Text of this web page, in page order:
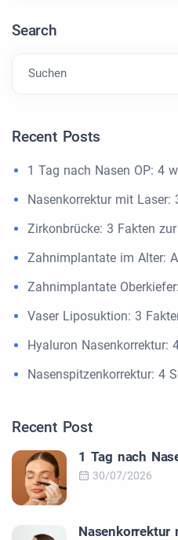
Search
Suchen
Recent Posts
1 Tag nach Nasen OP: 4
Nasenkorrektur mit Laser:
Zirkonbrücke: 3 Fakten
Zahnimplantate im Alter:
Zahnimplantate
Vaser Liposuktion: 3
Hyaluron Nasenkorrektur:
Nasenspitzenkorrektur: 4
Recent Post
1 Tag nach
30/07/2026